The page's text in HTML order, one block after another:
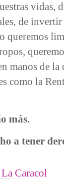
vidas,
de invertir
queremos
manos de
como la
más.
a tener
La Caracol